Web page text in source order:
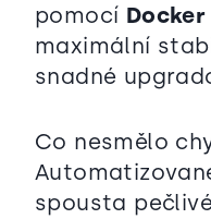
pomocí
maximální
snadné
Co nesmělo
spousta